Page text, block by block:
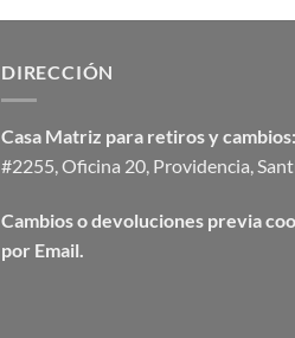
DIRECCIÓN
Casa Matriz para retiros y cambios:
#2255, Oficina 20, Providencia,
Cambios o devoluciones previa
por Email.